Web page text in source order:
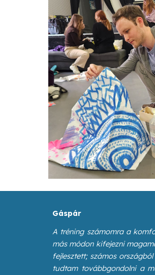
Gáspár
A tréning számomra a
más módon kifejezni
fejlesztett; számos
tudtam továbbgondolni a